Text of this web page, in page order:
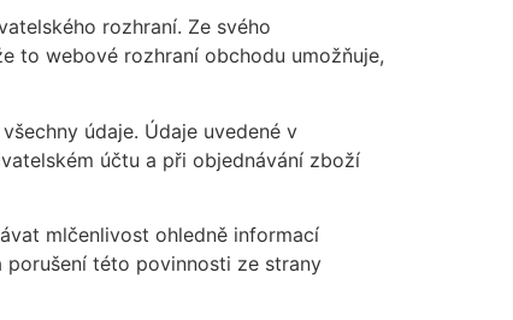
rozhraní. Ze svého
to webové rozhraní obchodu umožňuje,
údaje. Údaje uvedené v
účtu a při objednávání zboží
mlčenlivost ohledně informací
této povinnosti ze strany